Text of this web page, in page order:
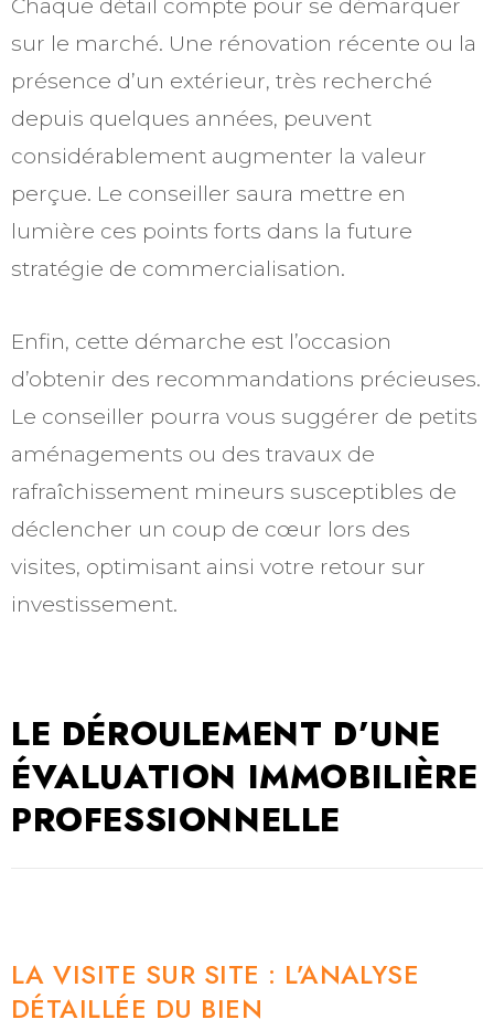
Chaque détail compte pour se démarquer
sur le marché. Une rénovation récente ou la
présence d’un extérieur, très recherché
depuis quelques années, peuvent
considérablement augmenter la valeur
perçue. Le conseiller saura mettre en
lumière ces points forts dans la future
stratégie de commercialisation.
Enfin, cette démarche est l’occasion
d’obtenir des recommandations précieuses.
Le conseiller pourra vous suggérer de petits
aménagements ou des travaux de
rafraîchissement mineurs susceptibles de
déclencher un coup de cœur lors des
visites, optimisant ainsi votre retour sur
investissement.
LE DÉROULEMENT D’UNE
ÉVALUATION IMMOBILIÈRE
PROFESSIONNELLE
LA VISITE SUR SITE : L’ANALYSE
DÉTAILLÉE DU BIEN